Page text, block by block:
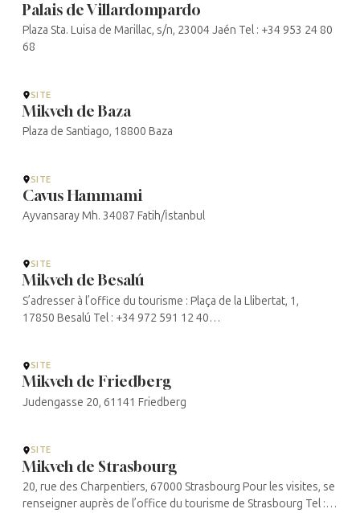
Palais de Villardompardo
Plaza Sta. Luisa de Marillac, s/n, 23004 Jaén Tel : +34 953 24 80
68
SITE
Mikveh de Baza
Plaza de Santiago, 18800 Baza
SITE
Cavus Hammami
Ayvansaray Mh. 34087 Fatih/İstanbul
SITE
Mikveh de Besalú
S’adresser à l’office du tourisme : Plaça de la Llibertat, 1,
17850 Besalú Tel : +34 972 591 12 40
SITE
Mikveh de Friedberg
Judengasse 20, 61141 Friedberg
SITE
Mikveh de Strasbourg
20, rue des Charpentiers, 67000 Strasbourg Pour les visites, se
renseigner auprès de l’office du tourisme de Strasbourg Tel :